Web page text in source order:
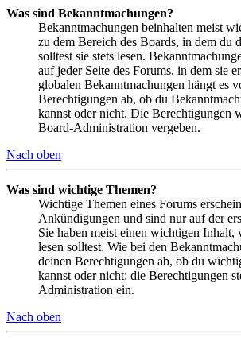
Was sind Bekanntmachungen?
Bekanntmachungen beinhalten meist
zu dem Bereich des Boards, in dem du
solltest sie stets lesen.
auf jeder Seite des Forums, in dem sie
globalen Bekanntmachungen hängt es
Berechtigungen ab, ob du
kannst oder nicht. Die Berechtigungen
Board-Administration vergeben.
Nach oben
Was sind wichtige Themen?
Wichtige Themen eines Forums
Ankündigungen und sind nur auf der
Sie haben meist einen wichtigen Inhalt,
lesen solltest. Wie bei den
deinen Berechtigungen ab, ob du
kannst oder nicht; die Berechtigungen
Administration ein.
Nach oben